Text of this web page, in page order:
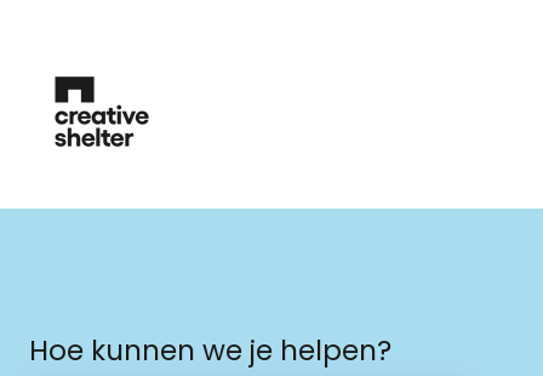
Hoe kunnen we je helpen?